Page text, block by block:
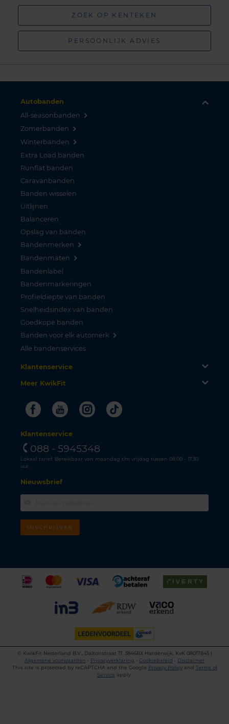
ZOEK OP KENTEKEN
PERSOONLIJK ADVIES
Autobanden
All-seasonbanden
Zomerbanden
Winterbanden
Extra Load banden
Runflat banden
Caravanbanden
Banden wisselen
Uitlijnen
Balanceren
Opslag van banden
Bandenmerken
Bandenmaten
Bandenlabel
Bandenmarkeringen
Profieldiepte van banden
Snelheidsindex van banden
Goedkope banden
Banden voor elk automerk
Alle bandenservices
Klantenservice
Meer KwikFit
FacebookYoutubeInstagram
Tiktok
Klantenservice
088 - 5945348
Lokaal tarief. Bereikbaar van maandag t/m vrijdag tussen 08.00 - 17.30
uur.
Nieuwsbrief
INSCHRIJVEN
©
KwikFit Nederland B.V., Daltonstraat 17, 3846BX Harderwijk, KvK 08017845 |
Algemene voorwaarden • Privacyverklaring • Cookiebeleid • Disclaimer
This site is protected by reCAPTCHA and the Google Privacy Policyand Terms of
Service apply.